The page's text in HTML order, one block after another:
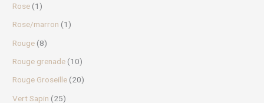
Rose (1)
Rose/marron (1)
Rouge (8)
Rouge grenade (10)
Rouge Groseille (20)
Vert Sapin (25)